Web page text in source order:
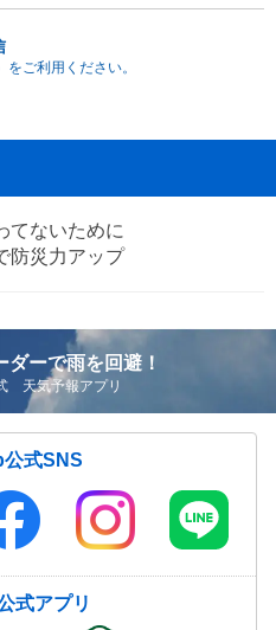
ご利用ください。
てないために
防災力アップ
ダーで雨を回避！
天気予報アプリ
式SNS
式アプリ